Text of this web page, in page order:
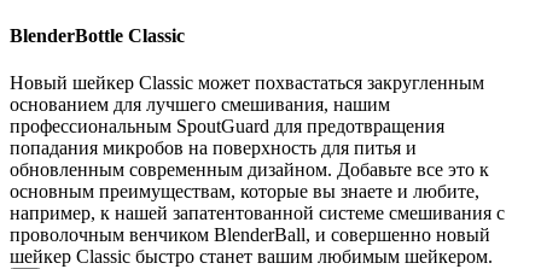
BlenderBottle Classic
Новый шейкер Classic может похвастаться закругленным
основанием для лучшего смешивания, нашим
профессиональным SpoutGuard для предотвращения
попадания микробов на поверхность для питья и
обновленным современным дизайном. Добавьте все это к
основным преимуществам, которые вы знаете и любите,
например, к нашей запатентованной системе смешивания с
проволочным венчиком BlenderBall, и совершенно новый
шейкер Classic быстро станет вашим любимым шейкером.